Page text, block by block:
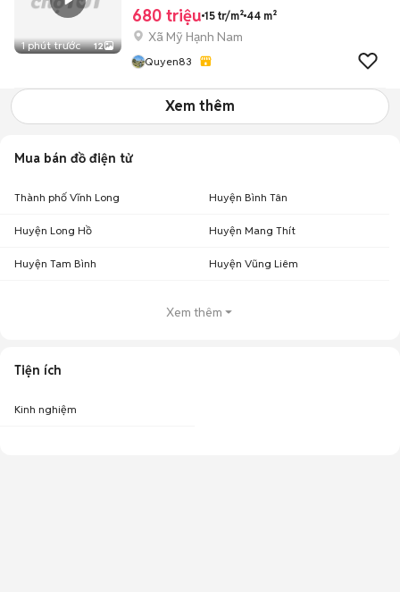
1 phút trước 12
680 triệu 15 tr/m² 44 m²
Xã Mỹ Hạnh Nam
Quyen83
Xem thêm
Mua bán đồ điện tử
Thành phố Vĩnh Long Huyện Bình Tân
Huyện Long Hồ Huyện Mang Thít
Huyện Tam Bình Huyện Vũng Liêm
Xem thêm
Tiện ích
Kinh nghiệm